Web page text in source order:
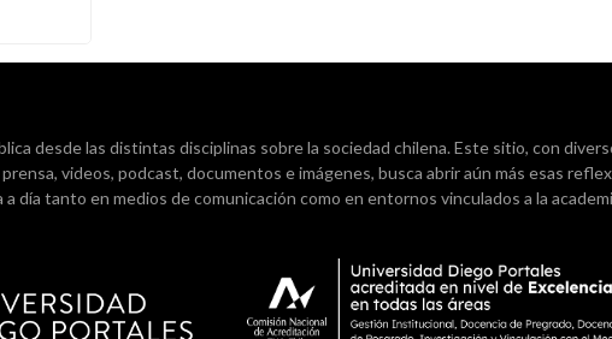
desde las distintas disciplinas sobre la sociedad chilena. Este sitio, con
videos, podcast, documentos e imágenes, busca abrir aún más esas
día tanto en medios de comunicación como en entornos vinculados a la